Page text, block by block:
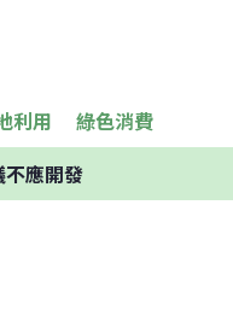
利用 綠色消費
應開發